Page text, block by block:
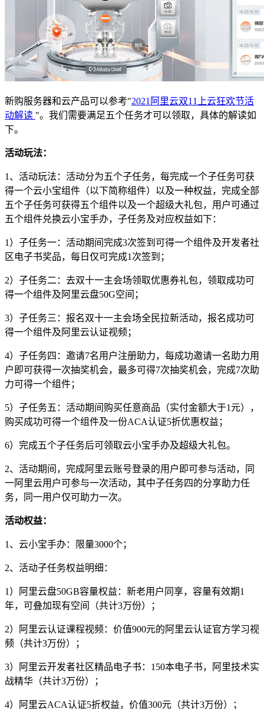
新购服务器和云产品可以参考"2021阿里云双11上云狂欢节活
动解读 "。我们需要满足五个任务才可以领取，具体的解读如
下。
活动玩法：
1、活动玩法：活动分为五个子任务，每完成一个子任务可获
得一个云小宝组件（以下简称组件）以及一种权益，完成全部
五个子任务可获得五个组件以及一个超级大礼包，用户可通过
五个组件兑换云小宝手办，子任务及对应权益如下：
1）子任务一：活动期间完成3次签到可得一个组件及开发者社
区电子书奖品，每日仅可完成1次签到；
2）子任务二：去双十一主会场领取优惠券礼包，领取成功可
得一个组件及阿里云盘50G空间；
3）子任务三：报名双十一主会场全民拉新活动，报名成功可
得一个组件及阿里云认证视频；
4）子任务四：邀请7名用户注册助力，每成功邀请一名助力用
户即可获得一次抽奖机会，最多可得7次抽奖机会，完成7次助
力可得一个组件；
5）子任务五：活动期间购买任意商品（实付金额大于1元），
购买成功可得一个组件及一份ACA认证5折优惠权益；
6）完成五个子任务后可领取云小宝手办及超级大礼包。
2、活动期间，完成阿里云账号登录的用户即可参与活动，同
一阿里云用户可参与一次活动，其中子任务四的分享助力任
务，同一用户仅可助力一次。
活动权益：
1、云小宝手办：限量3000个；
2、活动子任务权益明细：
1）阿里云盘50GB容量权益：新老用户同享，容量有效期1
年，可叠加现有空间（共计3万份）；
2）阿里云认证课程视频：价值900元的阿里云认证官方学习视
频（共计3万份）；
3）阿里云开发者社区精品电子书：150本电子书，阿里技术实
战精华（共计3万份）；
4）阿里云ACA认证5折权益，价值300元（共计3万份）；